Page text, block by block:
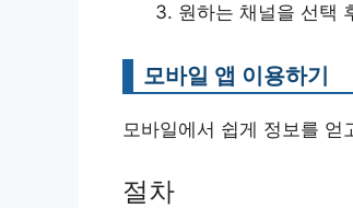
원하는 채널을 선택
모바일 앱 이용하기
모바일에서 쉽게 정보를 얻
절차